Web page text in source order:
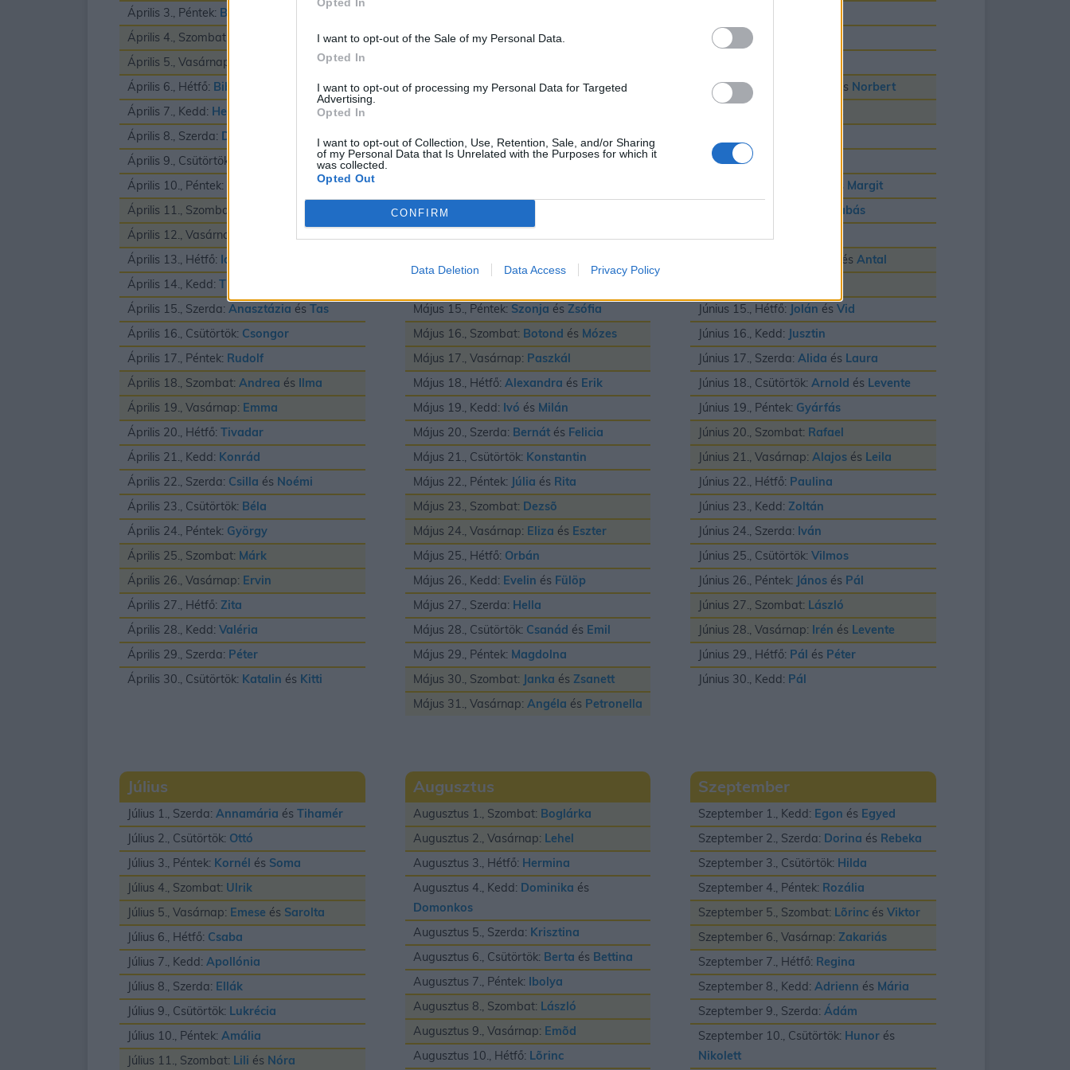
I want to opt-out of the Sale of my Personal Data.
Opted In
I want to opt-out of processing my Personal Data for Targeted
Advertising.
Opted In
I want to opt-out of Collection, Use, Retention, Sale, and/or Sharing
of my Personal Data that Is Unrelated with the Purposes for which it
was collected.
Opted Out
CONFIRM
Data Deletion Data Access Privacy Policy
Április 3., Péntek: Buda
Április 4., Szombat:
Április 5., Vasárnap:
Április 6., Hétfő: Biborka
Április 7., Kedd: Herman
Április 8., Szerda: Dénes
Április 9., Csütörtök:
Április 10., Péntek:
Április 11., Szombat:
Április 12., Vasárnap:
Április 13., Hétfő: Ida
Április 14., Kedd: Tibor
Április 15., Szerda: Anasztázia és Tas
Április 16., Csütörtök: Csongor
Április 17., Péntek: Rudolf
Április 18., Szombat: Andrea és Ilma
Április 19., Vasárnap: Emma
Április 20., Hétfő: Tivadar
Április 21., Kedd: Konrád
Április 22., Szerda: Csilla és Noémi
Április 23., Csütörtök: Béla
Április 24., Péntek: György
Április 25., Szombat: Márk
Április 26., Vasárnap: Ervin
Április 27., Hétfő: Zita
Április 28., Kedd: Valéria
Április 29., Szerda: Péter
Április 30., Csütörtök: Katalin és Kitti
Május 4., Hétfő:Flórián ésMónika
Május 6., Szerda:FridaésIvett
Május 8., Péntek:Mihály
Május 9., Szombat:Gergely
Május 11., Hétfő:
Május 15., Péntek: Szonja és Zsófia
Május 16., Szombat: Botond és Mózes
Május 17., Vasárnap: Paszkál
Május 18., Hétfő: Alexandra és Erik
Május 19., Kedd: Ivó és Milán
Május 20., Szerda: Bernátés Felicia
Május 21., Csütörtök: Konstantin
Május 22., Péntek: Júlia és Rita
Május 23., Szombat: Dezsõ
Május 24., Vasárnap: Eliza és Eszter
Május 25., Hétfő: Orbán
Május 26., Kedd: Evelin és Fülöp
Május 27., Szerda: Hella
Május 28., Csütörtök: Csanád és Emil
Május 29., Péntek: Magdolna
Május 30., Szombat: Janka és Zsanett
Május 31., Vasárnap: Angéla és Petronella
Június 4., Csütörtök:
Június 6., Szombat:
és Norbert
Június 9., Kedd:
Margit
Barnabás
ésAntal
Június 15., Hétfő: Jolán ésVid
Június 16., Kedd: Jusztin
Június 17., Szerda:Alida és Laura
Június 18., Csütörtök:Arnold és Levente
Június 19., Péntek: Gyárfás
Június 20., Szombat: Rafael
Június 21., Vasárnap:Alajos és Leila
Június 22., Hétfő: Paulina
Június 23., Kedd: Zoltán
Június 24., Szerda: Iván
Június 25., Csütörtök:Vilmos
Június 26., Péntek: János és Pál
Június 27., Szombat: László
Június 28., Vasárnap: Irén és Levente
Június 29., Hétfő: Pál és Péter
Június 30., Kedd: Pál
Július
Július 1., Szerda: Annamária és Tihamér
Július 2., Csütörtök: Ottó
Július 3., Péntek: Kornél és Soma
Július 4., Szombat: Ulrik
Július 5., Vasárnap: Emese és Sarolta
Július 6., Hétfő: Csaba
Július 7., Kedd: Apollónia
Július 8., Szerda: Ellák
Július 9., Csütörtök: Lukrécia
Július 10., Péntek: Amália
Július 11., Szombat: Lili és Nóra
Augusztus
Augusztus 1., Szombat: Boglárka
Augusztus 2., Vasárnap: Lehel
Augusztus 3., Hétfő: Hermina
Augusztus 4., Kedd: Dominika és
Domonkos
Augusztus 5., Szerda: Krisztina
Augusztus 6., Csütörtök: Berta és Bettina
Augusztus 7., Péntek: Ibolya
Augusztus 8., Szombat: László
Augusztus 9., Vasárnap: Emõd
Augusztus 10., Hétfő: Lõrinc
Szeptember
Szeptember 1., Kedd: Egon és Egyed
Szeptember 2., Szerda: Dorina és Rebeka
Szeptember 3., Csütörtök: Hilda
Szeptember 4., Péntek: Rozália
Szeptember 5., Szombat: Lõrinc ésViktor
Szeptember 6., Vasárnap: Zakariás
Szeptember 7., Hétfő: Regina
Szeptember 8., Kedd:Adrienn és Mária
Szeptember 9., Szerda:Ádám
Szeptember 10., Csütörtök: Hunor és
Nikolett